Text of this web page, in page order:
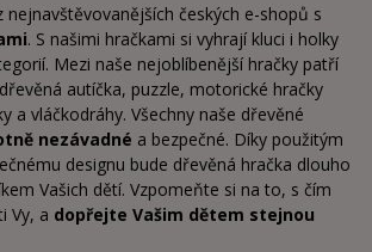
českých e-shopů s
. S našimi hračkami si vyhrají kluci i holky
Mezi naše nejoblíbenější hračky patří
autíčka, puzzle, motorické hračky
a vláčkodráhy. Všechny naše dřevěné
nezávadné a bezpečné. Díky použitým
designu bude dřevěná hračka dlouho
Vašich dětí. Vzpomeňte si na to, s čím
Vy, a dopřejte Vašim dětem stejnou